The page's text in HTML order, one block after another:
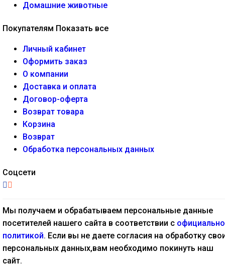
Домашние животные
Покупателям Показать все
Личный кабинет
Оформить заказ
О компании
Доставка и оплата
Договор-оферта
Возврат товара
Корзина
Возврат
Обработка персональных данных
Соцсети
Мы получаем и обрабатываем персональные данные
посетителей нашего сайта в соответствии с
политикой. Если вы не даете согласия на обработку
персональных данных,вам необходимо покинуть наш
сайт.